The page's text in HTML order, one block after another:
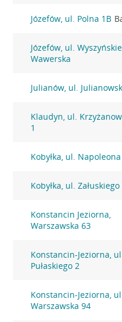
Józefów, ul. Polna 1B
Józefów, ul.
Wawerska
Julianów, ul.
Klaudyn, ul.
1
Kobyłka, ul.
Kobyłka, ul.
Konstancin Jeziorna,
Warszawska 63
Konstancin-Jeziorna,
Pułaskiego 2
Konstancin-Jeziorna,
Warszawska 94